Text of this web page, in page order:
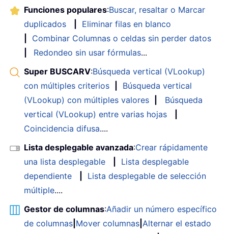
Funciones populares:Buscar, resaltar o Marcar
duplicados
Eliminar filas en blanco
Combinar Columnas o celdas sin perder datos
Redondeo sin usar fórmulas...
Super BUSCARV:Búsqueda vertical (VLookup)
con múltiples criterios
Búsqueda vertical
(VLookup) con múltiples valores
Búsqueda
vertical (VLookup) entre varias hojas
Coincidencia difusa....
Lista desplegable avanzada:Crear rápidamente
una lista desplegable
Lista desplegable
dependiente
Lista desplegable de selección
múltiple....
Gestor de columnas:Añadir un número específico
de columnas Mover columnas Alternar el estado